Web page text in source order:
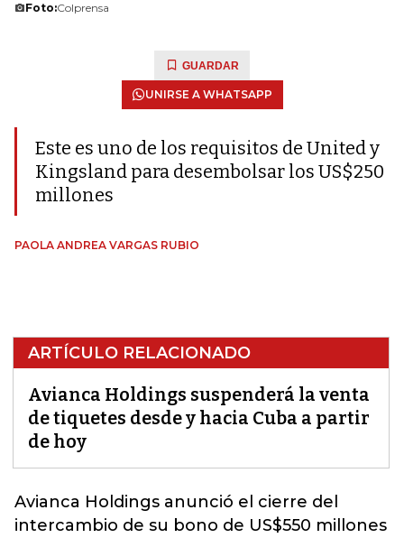
Foto:Colprensa
GUARDAR
UNIRSE A WHATSAPP
Este es uno de los requisitos de United y
Kingsland para desembolsar los US$250
millones
PAOLA ANDREA VARGAS RUBIO
ARTÍCULO RELACIONADO
Avianca Holdings suspenderá la venta
de tiquetes desde y hacia Cuba a partir
de hoy
Avianca Holdings anunció el cierre del
intercambio de su bono de US$550 millones